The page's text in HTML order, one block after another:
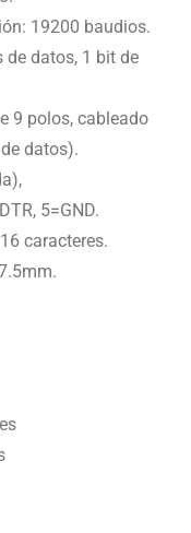
19200 baudios.
de datos, 1 bit de
9 polos, cableado
datos).
5=GND.
caracteres.